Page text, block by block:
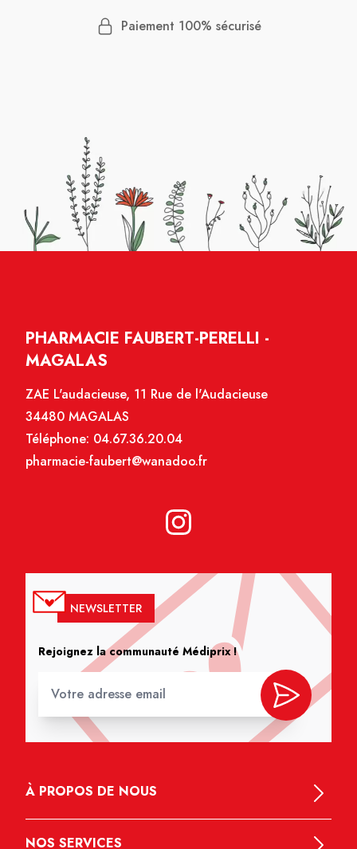
Paiement 100% sécurisé
PHARMACIE FAUBERT-PERELLI -
MAGALAS
ZAE L'audacieuse, 11 Rue de l'Audacieuse
34480 MAGALAS
Téléphone: 04.67.36.20.04
pharmacie-faubert@wanadoo.fr
NEWSLETTER
Rejoignez la communauté Médiprix !
À PROPOS DE NOUS
NOS SERVICES